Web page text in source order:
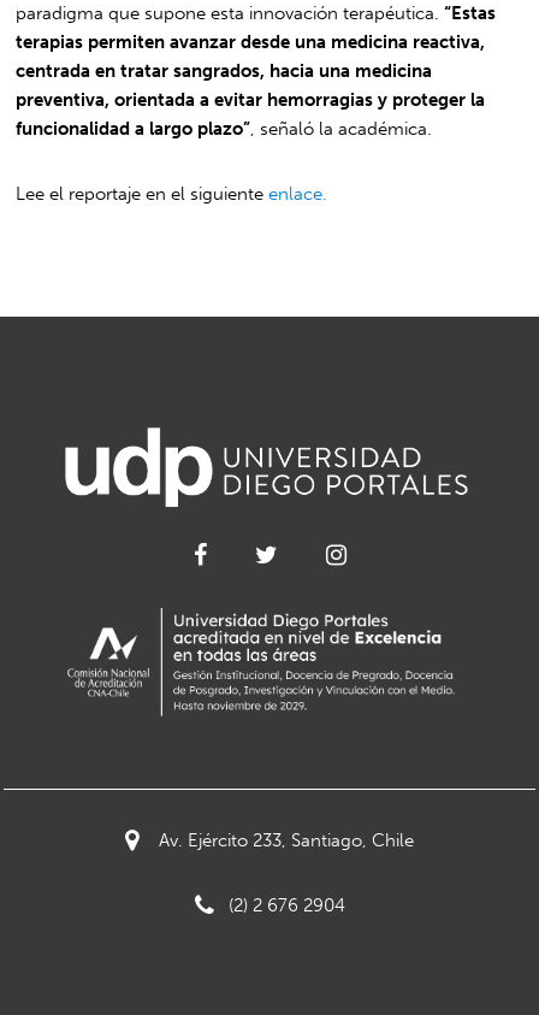
paradigma que supone esta innovación terapéutica.“Estas
terapias permiten avanzar desde una medicina reactiva,
centrada en tratar sangrados, hacia una medicina
preventiva, orientada a evitar hemorragias y proteger la
funcionalidad a largo plazo” , señaló la académica.
Lee el reportaje en el siguienteenlace.
Av. Ejército 233, Santiago, Chile
(2) 2 676 2904